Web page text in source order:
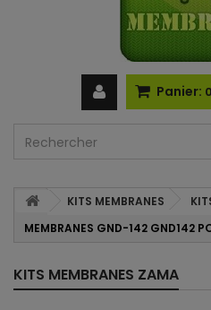
Panier: 0
KITS MEMBRANES
MEMBRANES GND-142 GND142
KITS MEMBRANES ZAMA